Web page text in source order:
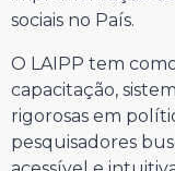
sociais no País.
O LAIPP tem
capacitação,
rigorosas em
pesquisadores